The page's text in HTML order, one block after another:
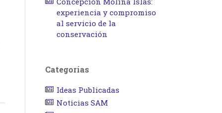
experiencia y compromiso
al servicio de la
conservación
Categorías
Ideas Publicadas
Noticias SAM